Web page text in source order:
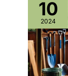
10
2024